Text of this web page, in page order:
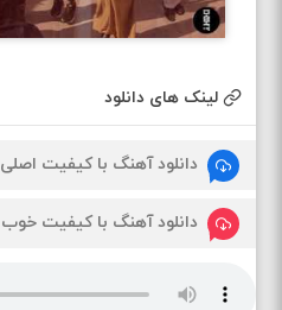
لینک های دانلود
دانلود آهنگ با کیفیت اصلی
دانلود آهنگ با کیفیت خوب